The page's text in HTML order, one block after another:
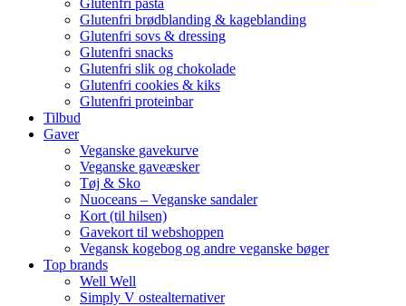
Glutenfri brødblanding & kageblanding
Glutenfri sovs & dressing
Glutenfri snacks
Glutenfri slik og chokolade
Glutenfri cookies & kiks
Glutenfri proteinbar
Tilbud
Gaver
Veganske gavekurve
Veganske gaveæsker
Tøj & Sko
Nuoceans – Veganske sandaler
Kort (til hilsen)
Gavekort til webshoppen
Vegansk kogebog og andre veganske bøger
Top brands
Well Well
Simply V ostealternativer